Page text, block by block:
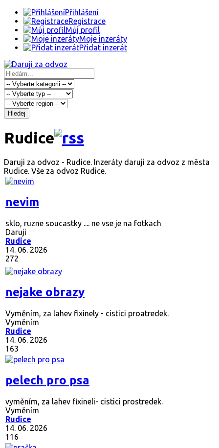
Přihlášení
Registrace
Můj profil
Moje inzeráty
Přidat inzerát
Hledej
Rudice
Daruji za odvoz - Rudice. Inzeráty daruji za odvoz z města
Rudice. Vše za odvoz Rudice.
nevim
sklo, ruzne soucastky .... ne vse je na fotkach
Daruji
Rudice
14. 06. 2026
272
nejake obrazy
Vyměním, za lahev fixinely - cistici proatredek.
Vyměním
Rudice
14. 06. 2026
163
pelech pro psa
vyměním, za lahev fixineli- cistici prostredek.
Vyměním
Rudice
14. 06. 2026
116